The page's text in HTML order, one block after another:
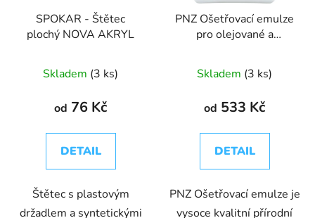
SPOKAR - Štětec
plochý NOVA AKRYL
Skladem (3 ks)
od 76 Kč
DETAIL
Štětec s plastovým
držadlem a syntetickými
PNZ Ošetřovací emulze
pro olejované a
Pflege Emulsion
Skladem (3 ks)
od 533 Kč
DETAIL
PNZ Ošetřovací emulze je
vysoce kvalitní přírodní